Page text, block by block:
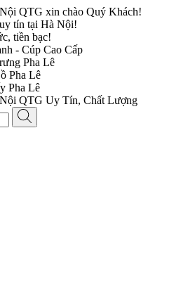
QTG xin chào Quý Khách!
tín tại Hà Nội!
tiền bạc!
- Cúp Cao Cấp
Pha Lê
Pha Lê
Pha Lê
QTG Uy Tín, Chất Lượng